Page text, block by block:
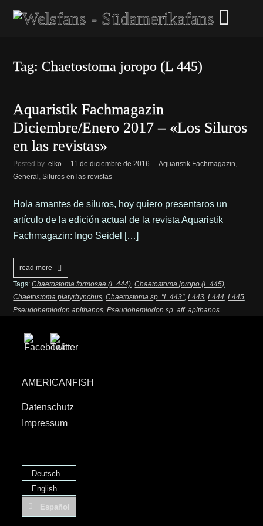
Tag: Chaetostoma joropo (L 445)
Aquaristik Fachmagazin
Diciembre/Enero 2017 – «Los Siluros
en las revistas»
Posted by elko 11 de diciembre de 2016 Aquaristik Fachmagazin,
General ,Siluros en las revistas
Hola amantes de siluros, hoy quiero presentaros un
artículo de la edición actual de la revista Aquaristik
Fachmagazin: Ingo Seidel […]
read more
Tags:Chaetostoma formosae (L 444),Chaetostoma joropo (L 445),
Chaetostoma platyrhynchus,Chaetostoma sp. "L 443",L443,L444,L445,
Pseudohemiodon apithanos,Pseudohemiodon sp. aff. apithanos
AMERICANFISH
Datenschutz
Impressum
Deutsch
English
Español